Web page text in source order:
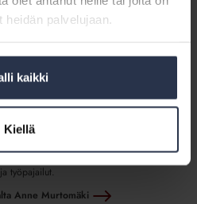
palvelujaan.
kaikki
Kielläja aiemmin isännöitsijänä
työpajailut.
Anne Murtomäki